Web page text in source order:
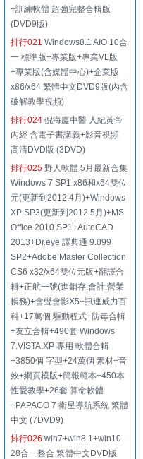
+訓練軟體 超強完整合輯版
(DVD9版)
排行021 Windows8.1 AIO 10合
一 標準版+專業版+專業VL版
+專業版(含媒體中心)+企業版
x86/x64 繁體中文DVD9版(內含
破解教學視頻)
排行024 倪海廈中醫 人紀黃帝
內經 含電子書講義+影音視頻
高清DVD版 (3DVD)
排行025 野人軟體 5月最新合集
Windows 7 SP1 x86和x64雙位
元(更新到2012.4月)+Windows
XP SP3(更新到2012.5月)+MS
Office 2010 SP1+AutoCAD
2013+Dr.eye 譯典通 9.099
SP2+Adobe Master Collection
CS6 x32/x64雙位元版+翻譯合
輯+正航一號(進銷存.會計.營業
帳務)+會聲會影X5+訊連威力百
科+17萬個 驅動程式+防毒合輯
+友立合輯+490套 Windows
7.VISTA.XP 專用 軟體合輯
+3850個 字型+24萬個 素材+音
效+網頁模版+簡報範本+450本
性愛教學+26套 算命軟體
+PAPAGO 7 衛星導航系統 繁體
中文 (7DVD9)
排行026 win7+win8.1+win10
28合一整合 繁體中文DVD版